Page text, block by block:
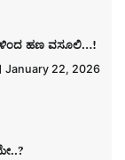
ಹಣ ವಸೂಲಿ…!
January 22, 2026